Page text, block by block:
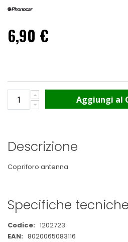
6,90 €
Aggiungi al
Descrizione
Copriforo antenna
Specifiche tecniche
Maggiori
Informazioni
1202723
8020065083116